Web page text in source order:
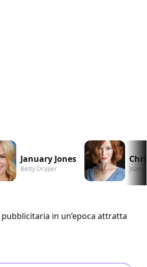
January Jones
Betty Draper Joan
in un’epoca attratta